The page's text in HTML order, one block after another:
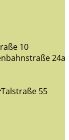
10
24a
Talstraße 55